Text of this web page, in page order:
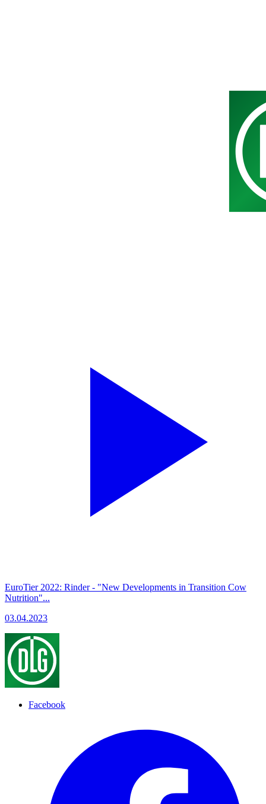
EuroTier 2022: Rinder - "New Developments in Transition Cow
Nutrition"...
03.04.2023
Facebook